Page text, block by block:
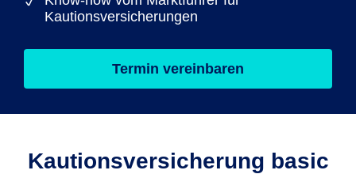
Kautionsversicherungen
Termin vereinbaren
Kautionsversicherung basic